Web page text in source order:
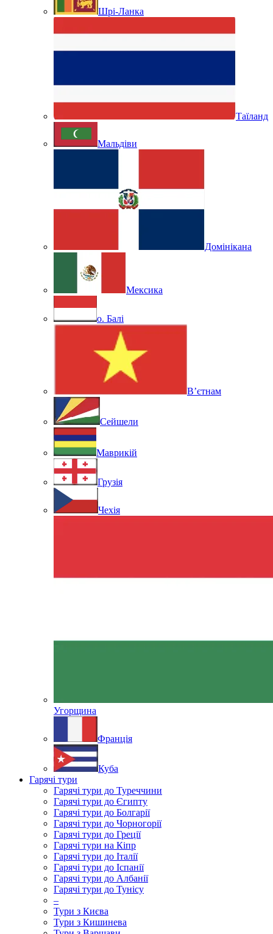
Шрі-Ланка
Таїланд
Мальдіви
Домінікана
Мексика
о. Балі
В’єтнам
Сейшели
Маврикій
Грузія
Чехія
Угорщина
Франція
Куба
Гарячі тури
Гарячі тури до Туреччини
Гарячі тури до Єгипту
Гарячі тури до Болгарії
Гарячі тури до Чорногорії
Гарячі тури до Греції
Гарячі тури на Кіпр
Гарячі тури до Італії
Гарячі тури до Іспанії
Гарячі тури до Албанії
Гарячі тури до Тунісу
–
Тури з Києва
Тури з Кишинева